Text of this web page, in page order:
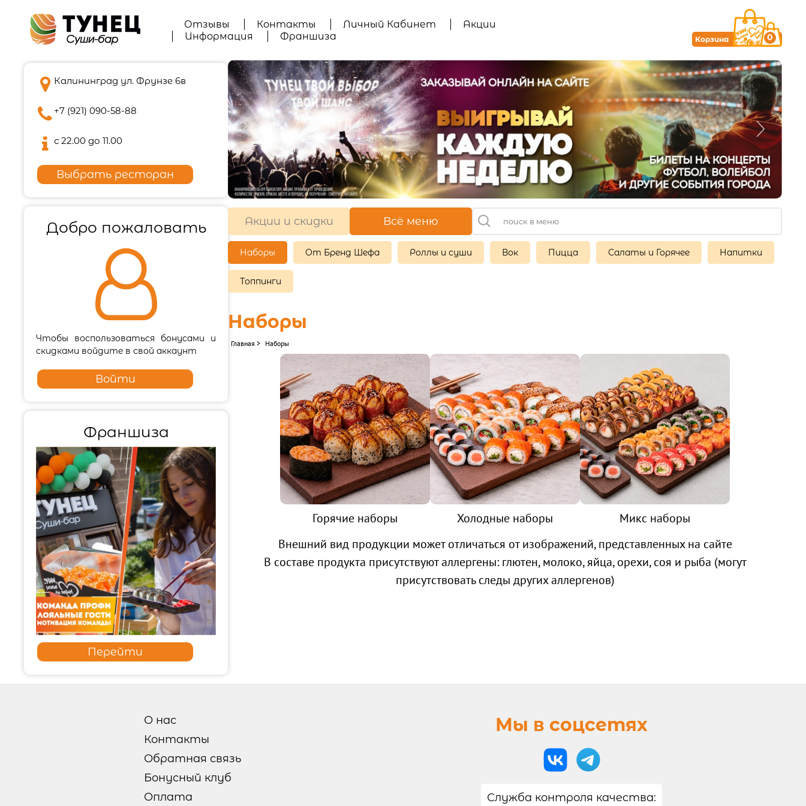
Отзывы Контакты Личный Кабинет
Акции
Информация
Франшиза 0
Корзина
 Калининград ул. Фрунзе 6в
 +7 (921) 090-58-88
 с 22.00 до 11.00
Выбрать ресторан
Добро пожаловать

Чтобы воспользоваться бонусами и
скидками войдите в свой аккаунт
Войти
Франшиза
Перейти
Акции и скидки Всё меню
Наборы От Бренд Шефа Роллы и суши Вок Пицца Салаты и Горячее Напитки
Топпинги
Наборы
Главная > Наборы
Горячие наборы Холодные наборы
Микс наборы
Внешний вид продукции может отличаться от изображений, представленных на сайте
В составе продукта присутствуют аллергены: глютен, молоко, яйца, орехи, соя и рыба (могут
присутствовать следы других аллергенов)
О нас
Контакты
Обратная связь
Бонусный клуб
Оплата
Мы в соцсетях
Служба контроля качества: